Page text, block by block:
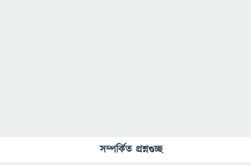
সম্পর্কিত প্রশ্নগুচ্ছ